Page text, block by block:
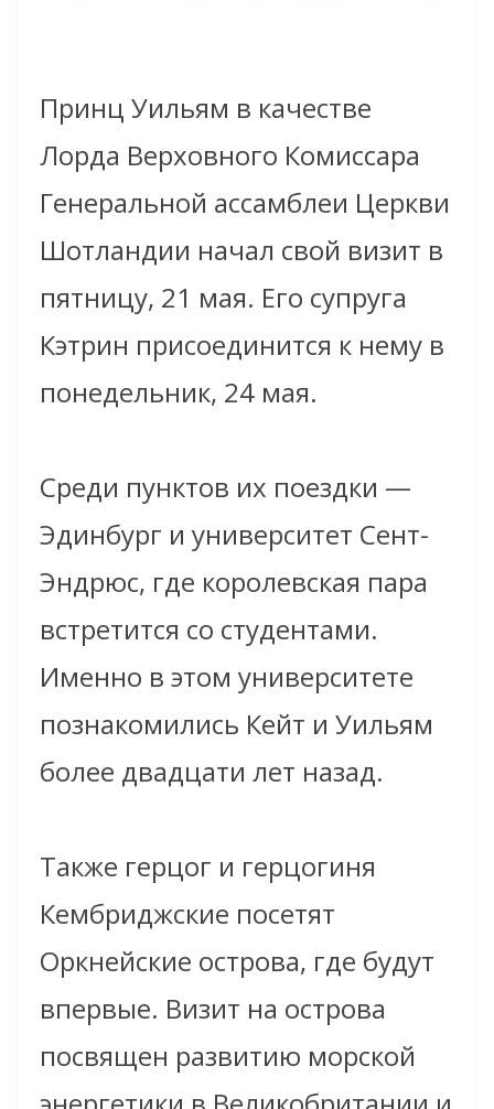
Принц Уильям в качестве
Лорда Верховного Комиссара
Генеральной ассамблеи Церкви
Шотландии начал свой визит в
пятницу, 21 мая. Его супруга
Кэтрин присоединится к нему в
понедельник, 24 мая.
Среди пунктов их поездки —
Эдинбург и университет Сент-
Эндрюс, где королевская пара
встретится со студентами.
Именно в этом университете
познакомились Кейт и Уильям
более двадцати лет назад.
Также герцог и герцогиня
Кембриджские посетят
Оркнейские острова, где будут
впервые. Визит на острова
посвящен развитию морской